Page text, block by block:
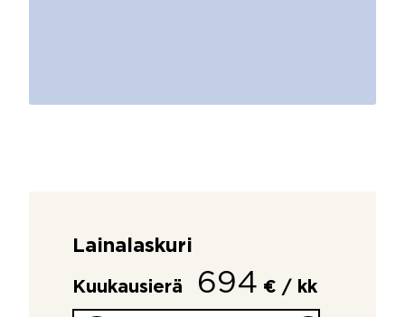
Lainalaskuri
Kuukausierä 694 € / kk